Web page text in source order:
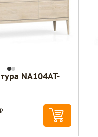
NA104AT-